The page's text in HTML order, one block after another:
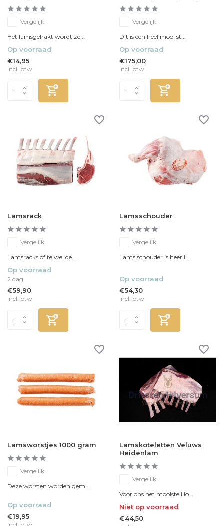
Vergelijk
Het lamsgehakt wordt ze...
Op voorraad
€14,95
Incl. btw
Vergelijk
Dit is een heel mooi st...
Op voorraad
€175,00
Incl. btw
Lamsrack
Vergelijk
Lamsracks of te wel de ...
Op voorraad
2 dag
€59,90
Incl. btw
Lamsschouder
Vergelijk
Lams schouder is heerli...
Op voorraad
€54,30
Incl. btw
Lamsworstjes 1000 gram
Vergelijk
Deze worsten worden gem...
Op voorraad
€19,95
Lamskoteletten Veluws
Heidenlam
Vergelijk
Voor ons het mooiste Ho...
Niet op voorraad
€44,50